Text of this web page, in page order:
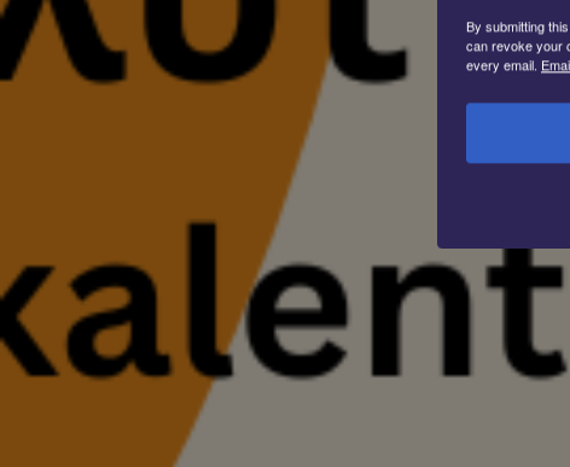
οι εξής παρεμβάσεις:
• Προσβασιμότητα (Οδικό Δίκτυο και Αγροτική Οδοποιία).
• Έργα ύδρευσης και άρδευσης.
• Προσέλκυση Ανθρώπινου Δυναμικού.
Επίσης, προτείνεται η δημιουργία Ειδικού Ταμείου, το οποίο θα
διάφορα χρηματοδοτικά εργαλεία, όπως ΕΣΠΑ, Πρόγραμμα
«Αντώνης Τρίτσης» για την Αυτοδιοίκηση, με σκοπό να
υλοποίηση του Σχεδίου. Οι προτεινόμενες παρεμβάσεις της
Πιερίας.
1. Αναβάθμιση καταφυγίων.
2. Παρεμβάσεις σε μονοπάτια.
3. Προσβασιμότητα – Οδικό δίκτυο.
4. Σταθμοί ελέγχου εισόδου – Ασφάλιση ζωής και ατυχημάτων. Και
By submitting
can revoke your
every email.